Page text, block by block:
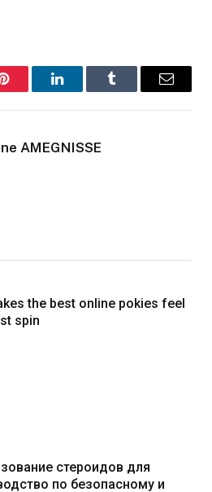
Pinterest LinkedInTumblr Email
AMEGNISSE
the best online pokies feel
spin
стероидов для
по безопасному и